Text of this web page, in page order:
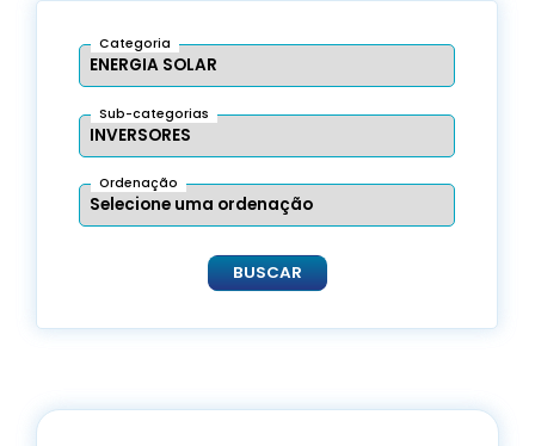
Categoria
Sub-categorias
Ordenação
BUSCAR